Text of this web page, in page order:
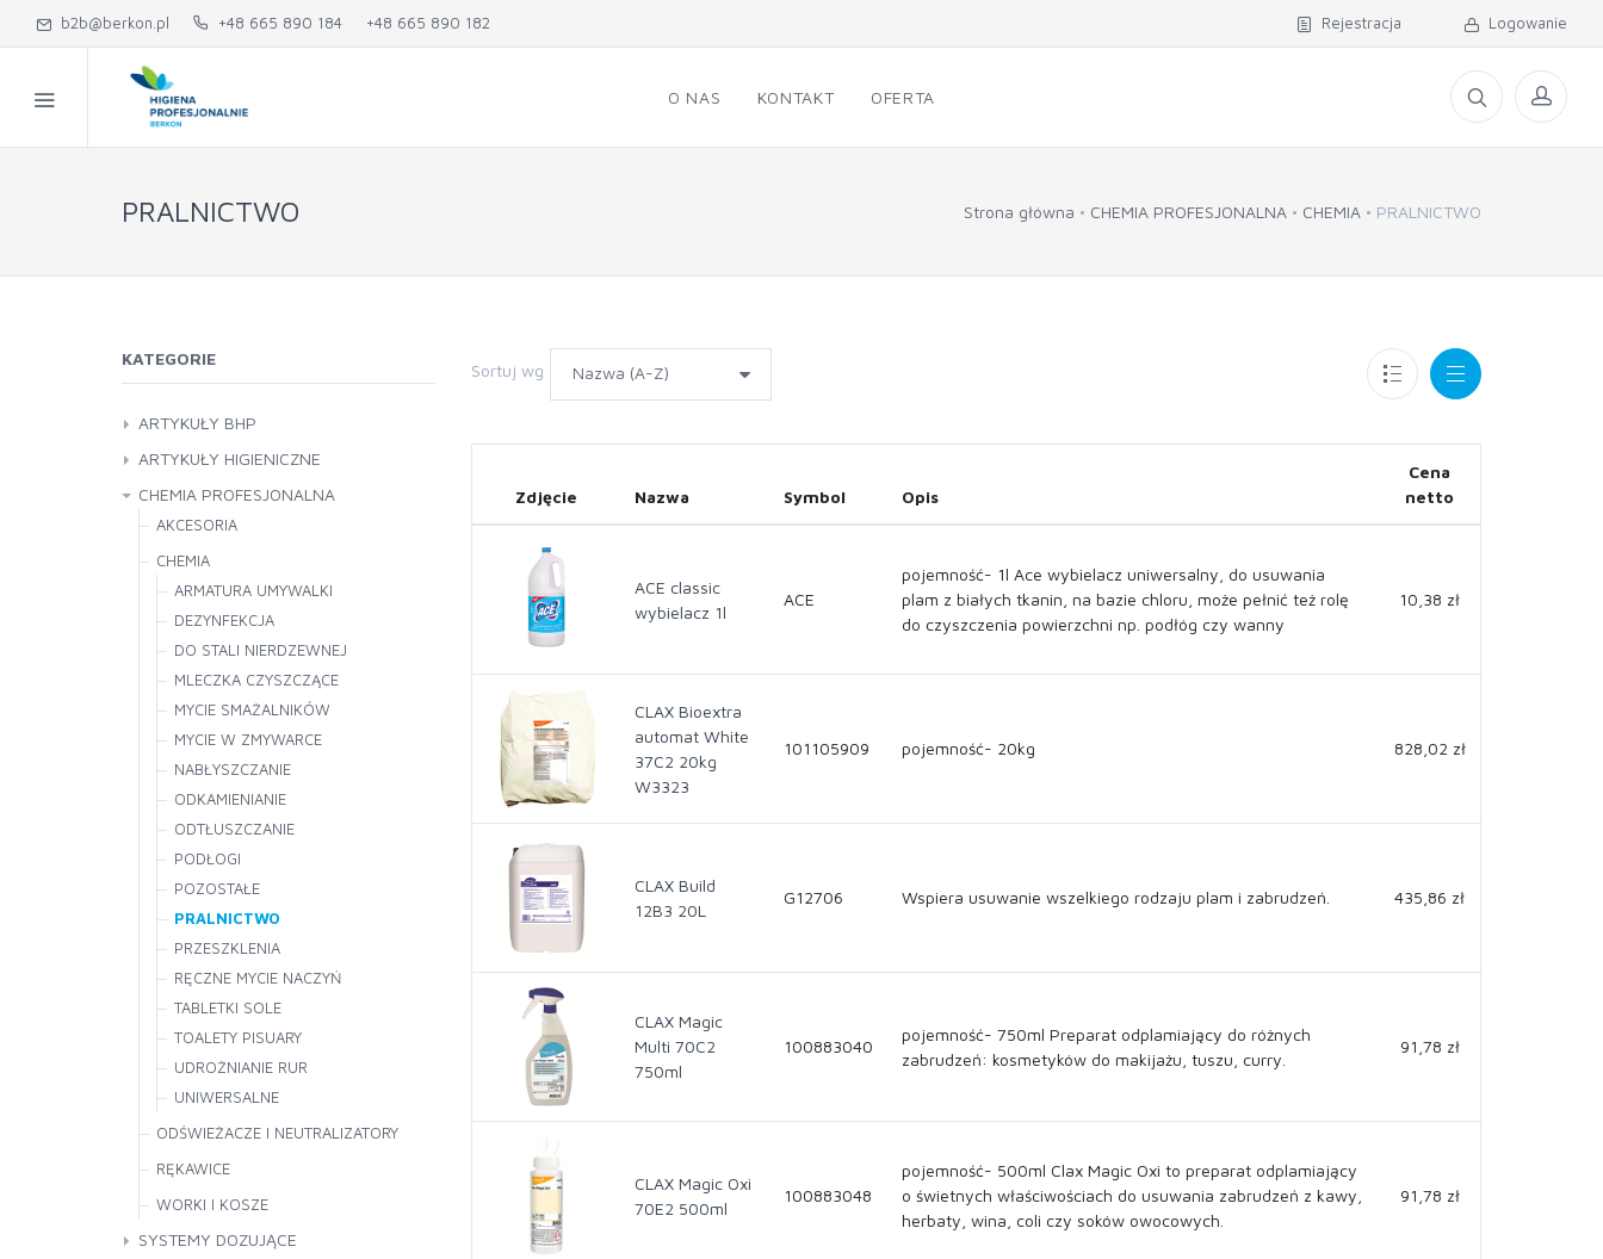
b2b@berkon.pl +48 665 890 184 +48 665 890 182 Rejestracja Logowanie
O NAS KONTAKT OFERTA
PRALNICTWO Strona główna CHEMIA PROFESJONALNA CHEMIA PRALNICTWO
Sortuj wg
Zdjęcie Nazwa Symbol Opis
Cena
netto
ACE classic
wybielacz 1l
ACE
pojemność- 1l Ace wybielacz uniwersalny, do usuwania
plam z białych tkanin, na bazie chloru, może pełnić też rolę
do czyszczenia powierzchni np. podłóg czy wanny
10,38 zł
CLAX Bioextra
automat White
37C2 20kg
W3323
101105909 pojemność- 20kg 828,02 zł
CLAX Build
12B3 20L
G12706 Wspiera usuwanie wszelkiego rodzaju plam i zabrudzeń. 435,86 zł
CLAX Magic
Multi 70C2
750ml
100883040
pojemność- 750ml Preparat odplamiający do różnych
zabrudzeń: kosmetyków do makijażu, tuszu, curry.
91,78 zł
CLAX Magic Oxi
70E2 500ml
100883048
pojemność- 500ml Clax Magic Oxi to preparat odplamiający
o świetnych właściwościach do usuwania zabrudzeń z kawy,
herbaty, wina, coli czy soków owocowych.
91,78 zł
KATEGORIE
ARTYKUŁY BHP
ASORTYMENT BHP
PRODUKTY JEDNORAZOWE
ARTYKUŁY HIGIENICZNE
ART. HIGIENICZNE
ARTYKUŁY JEDNORAZOWE
CZYŚCIWA
HOTELOWE
KREMY
NAKRYCIE STOŁU
PAPIER TOALETOWY
PASTY
RĘCZNIKI SKŁADANE
SERWETKI BIEŻNIKI
CHEMIA PROFESJONALNA
AKCESORIA
CHEMIA
ARMATURA UMYWALKI
DEZYNFEKCJA
DO STALI NIERDZEWNEJ
MLECZKA CZYSZCZĄCE
MYCIE SMAŻALNIKÓW
MYCIE W ZMYWARCE
NABŁYSZCZANIE
ODKAMIENIANIE
ODTŁUSZCZANIE
PODŁOGI
POZOSTAŁE
PRALNICTWO
PRZESZKLENIA
RĘCZNE MYCIE NACZYŃ
TABLETKI SOLE
TOALETY PISUARY
UDROŻNIANIE RUR
UNIWERSALNE
ODŚWIEŻACZE I NEUTRALIZATORY
RĘKAWICE
WORKI I KOSZE
SYSTEMY DOZUJĄCE